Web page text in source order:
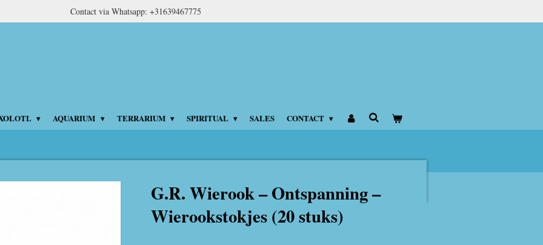
Contact via Whatsapp: +31639467775
AQUARIUM TERRARIUM SPIRITUAL SALES CONTACT
G.R. Wierook – Ontspanning –
Wierookstokjes (20 stuks)